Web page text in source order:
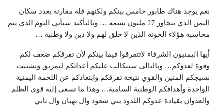
نعم يوجد هناك طابور خامس بينكم ولكنهم قلة مقارنة بعدد سكان
اليمن الذي يتجاوز 27 مليون نسمه … وبالتأكيد سيأتي اليوم الذي يتم
محاسبة هؤلاء الخونة الذين لا خلق لهم ولا دين ولا وطنية …
أيها اليمنيون الشرفاء لاتتفرقوا فيما بينكم لأن تفرقكم ضعف لكم
وقوة لعدوكم… وبالتالي سيتكالب عليكم أعدائكم لتمزيق وتشتيت
نسيجكم المتين والقوي نتيجة تفرقكم وابتعادكم عن اللحمة اليمنية
الواحدة وأهدافكم الوطنية السامية… وهذا ما تسعى إليه قوى الظلم
والعدوان بقيادة عدوكم اللدود بني سعود وال نهيان وال ثاني